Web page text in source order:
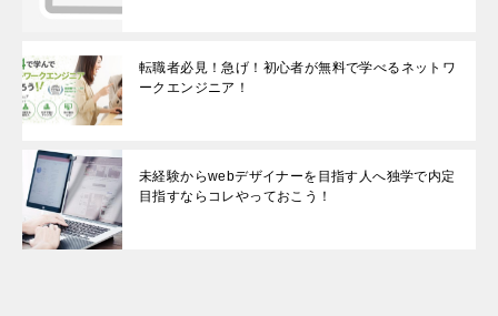
転職者必見！急げ！初心者が無料で学べるネットワ
ークエンジニア！
未経験からwebデザイナーを目指す人へ独学で内定
目指すならコレやっておこう！